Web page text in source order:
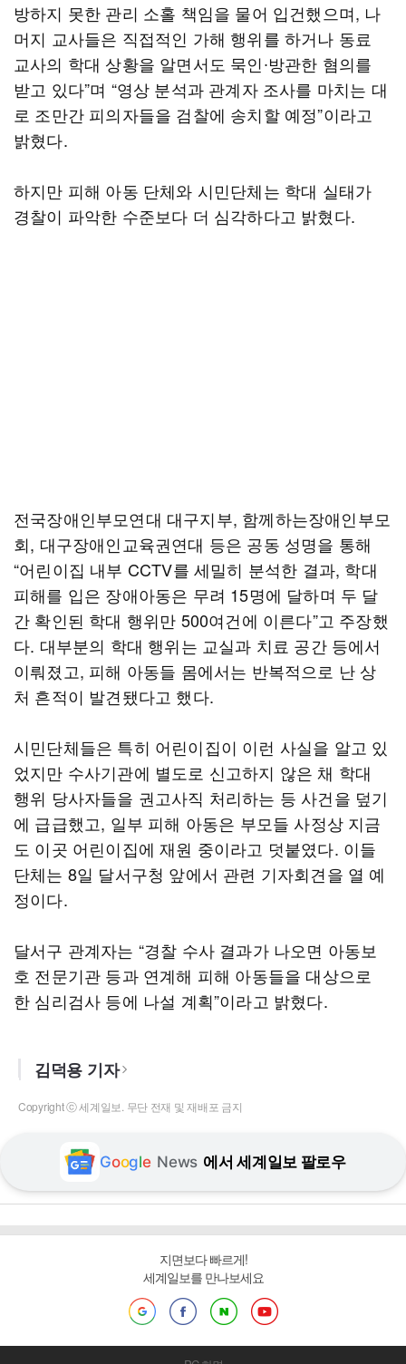
방하지 못한 관리 소홀 책임을 물어 입건했으며, 나
머지 교사들은 직접적인 가해 행위를 하거나 동료
교사의 학대 상황을 알면서도 묵인∙방관한 혐의를
받고 있다”며 “영상 분석과 관계자 조사를 마치는 대
로 조만간 피의자들을 검찰에 송치할 예정”이라고
밝혔다.
하지만 피해 아동 단체와 시민단체는 학대 실태가
경찰이 파악한 수준보다 더 심각하다고 밝혔다.
전국장애인부모연대 대구지부, 함께하는장애인부모
회, 대구장애인교육권연대 등은 공동 성명을 통해
“어린이집 내부 CCTV를 세밀히 분석한 결과, 학대
피해를 입은 장애아동은 무려 15명에 달하며 두 달
간 확인된 학대 행위만 500여건에 이른다”고 주장했
다. 대부분의 학대 행위는 교실과 치료 공간 등에서
이뤄졌고, 피해 아동들 몸에서는 반복적으로 난 상
처 흔적이 발견됐다고 했다.
시민단체들은 특히 어린이집이 이런 사실을 알고 있
었지만 수사기관에 별도로 신고하지 않은 채 학대
행위 당사자들을 권고사직 처리하는 등 사건을 덮기
에 급급했고, 일부 피해 아동은 부모들 사정상 지금
도 이곳 어린이집에 재원 중이라고 덧붙였다. 이들
단체는 8일 달서구청 앞에서 관련 기자회견을 열 예
정이다.
달서구 관계자는 “경찰 수사 결과가 나오면 아동보
호 전문기관 등과 연계해 피해 아동들을 대상으로
한 심리검사 등에 나설 계획”이라고 밝혔다.
김덕용 기자
Copyright ⓒ 세계일보. 무단 전재 및 재배포 금지
Google News 에서 세계일보 팔로우
지면보다 빠르게!
세계일보를 만나보세요